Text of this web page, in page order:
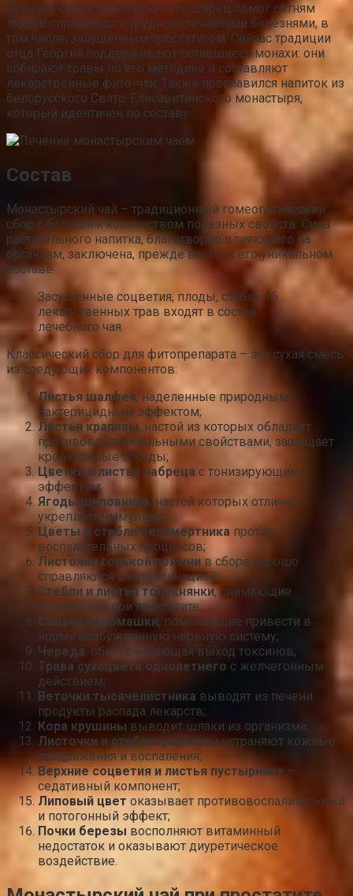
Отзывы свидетельствуют, что старец помог сотням
людей справиться с трудноизлечимыми болезнями, в
том числе, запущенным простатитом. Сейчас традиции
отца Георгия поддерживают оставшиеся монахи: они
собирают травы по его методике и составляют
лекарственные фито-чаи. Также прославился напиток из
белорусского Свято-Елисаветинского монастыря,
который идентичен по составу.
Состав
Монастырский чай – традиционный гомеопатический
сбор с большим количеством полезных свойств. Сила
растительного напитка, благотворно влияющего на
организм, заключена, прежде всего, в его уникальном
составе.
Засушенные соцветия, плоды, стебли 16
лекарственных трав входят в состав
лечебного чая.
Классический сбор для фитопрепарата – это сухая смесь
из следующих компонентов:
Листья шалфея, наделенные природным
бактерицидным эффектом;
Листья крапивы, настой из которых обладает
противовоспалительными свойствами, защищает
кровеносные сосуды;
Цветки и листья чабреца с тонизирующим
эффектом;
Ягоды шиповника, настой которых отлично
укрепляет иммунитет;
Цветы и стебли бессмертника против
воспалительных процессов;
Листочки горькой полынив сборе хорошо
справляются с интоксикацией;
Стебли и листья толокнянки, снимающие
воспаление при простатите;
Соцветия ромашки, помогающие привести в
норму возбужденную нервную систему;
Череда, обеспечивающая выход токсинов;
Трава сухоцвета однолетнего с желчегонным
действием;
Веточки тысячелистника выводят из печени
продукты распада лекарств;
Кора крушины выводит шлаки из организма;
Листочки и стеблисушеницыустраняют кожные
раздражения и воспаления;
Верхние соцветия и листья пустырника–
седативный компонент;
Липовый цвет оказывает противовоспалительный
и потогонный эффект;
Почки березы восполняют витаминный
недостаток и оказывают диуретическое
воздействие.